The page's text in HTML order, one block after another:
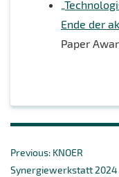
Ende der
Paper
Previous: Previous
post:
KNOER
Synergiewerkstatt 2024